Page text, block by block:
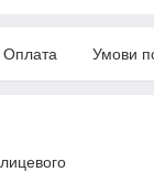
Оплата Умови